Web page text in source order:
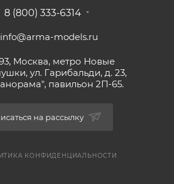
8 (800) 333-6314
info@arma-models.ru
Москва, метро Новые
ул. Гарибальди, д. 23,
павильон 2П-65.
на рассылку
КОНФИДЕНЦИАЛЬНОСТИ